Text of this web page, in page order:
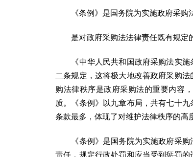
《条例》是国务院为实施政府采购
是对政府采购法法律责任既有规定
《中华人民共和国政府采购法实施
二条规定，这将极大地改善政府采购
购法律秩序是政府采购法的重要内容
质。《条例》以九章布局，共有七十
条款最多，体现了对维护法律秩序的高
《条例》是国务院为实施政府采购
责任，规定行政处罚和应当受到惩罚